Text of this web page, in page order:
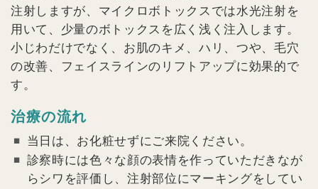
注射しますが、マイクロボトックスでは水光注射を
用いて、少量のボトックスを広く浅く注入します。
小じわだけでなく、お肌のキメ、ハリ、つや、毛穴
の改善、フェイスラインのリフトアップに効果的で
す。
治療の流れ
当日は、お化粧せずにご来院ください。
診察時には色々な顔の表情を作っていただきなが
らシワを評価し、注射部位にマーキングをしてい